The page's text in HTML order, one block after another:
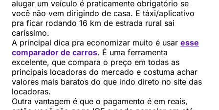
alugar um veículo é praticamente obrigatório se
você não vem dirigindo de casa. E táxi/aplicativo
pra ficar rodando 16 km de estrada rural sai
caríssimo.
A principal dica pra economizar muito é usar esse
comparador de carros. É uma ferramenta
excelente, que compara o preço em todas as
principais locadoras do mercado e costuma achar
valores mais baratos do que indo direto no site das
locadoras.
Outra vantagem é que o pagamento é em reais,